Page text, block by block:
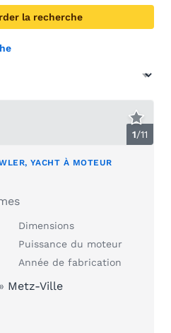
la recherche
1/11
YACHT À MOTEUR
Dimensions
Puissance du moteur
Année de fabrication
» Metz-Ville